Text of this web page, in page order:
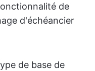
de
d'échéancier
de base de